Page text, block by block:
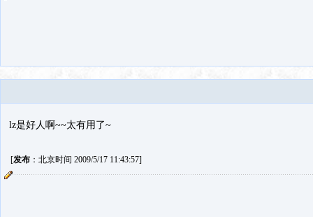
lz是好人啊~~太有用了~
[发布：北京时间 2009/5/17 11:43:57]